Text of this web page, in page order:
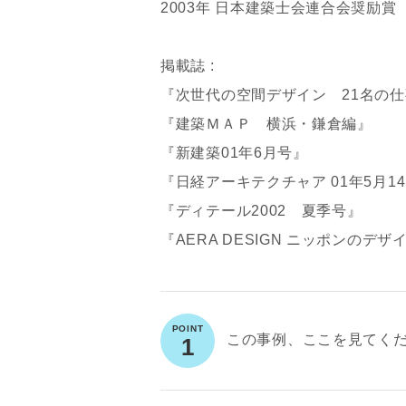
2003年 日本建築士会連合会奨励賞
掲載誌 :
『次世代の空間デザイン 21名の仕
『建築ＭＡＰ 横浜・鎌倉編』
『新建築01年6月号』
『日経アーキテクチャア 01年5月14
『ディテール2002 夏季号』
『AERA DESIGN ニッポンのデザ
1 この事例、ここを見てく